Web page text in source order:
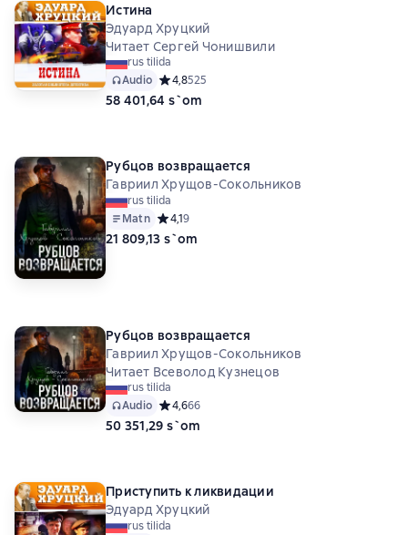
Истина
Эдуард Хруцкий
Читает Сергей Чонишвили
rus tilida
Audio Средний рейтинг 4,8 на основе 525 оценок
4,8525
58 401,64 s`om
Рубцов возвращается
Гавриил Хрущов-Сокольников
rus tilida
Matn Средний рейтинг 4,1 на основе 9 оценок
4,19
21 809,13 s`om
Рубцов возвращается
Гавриил Хрущов-Сокольников
Читает Всеволод Кузнецов
rus tilida
Audio Средний рейтинг 4,6 на основе 66 оценок
4,666
50 351,29 s`om
Приступить к ликвидации
Эдуард Хруцкий
rus tilida